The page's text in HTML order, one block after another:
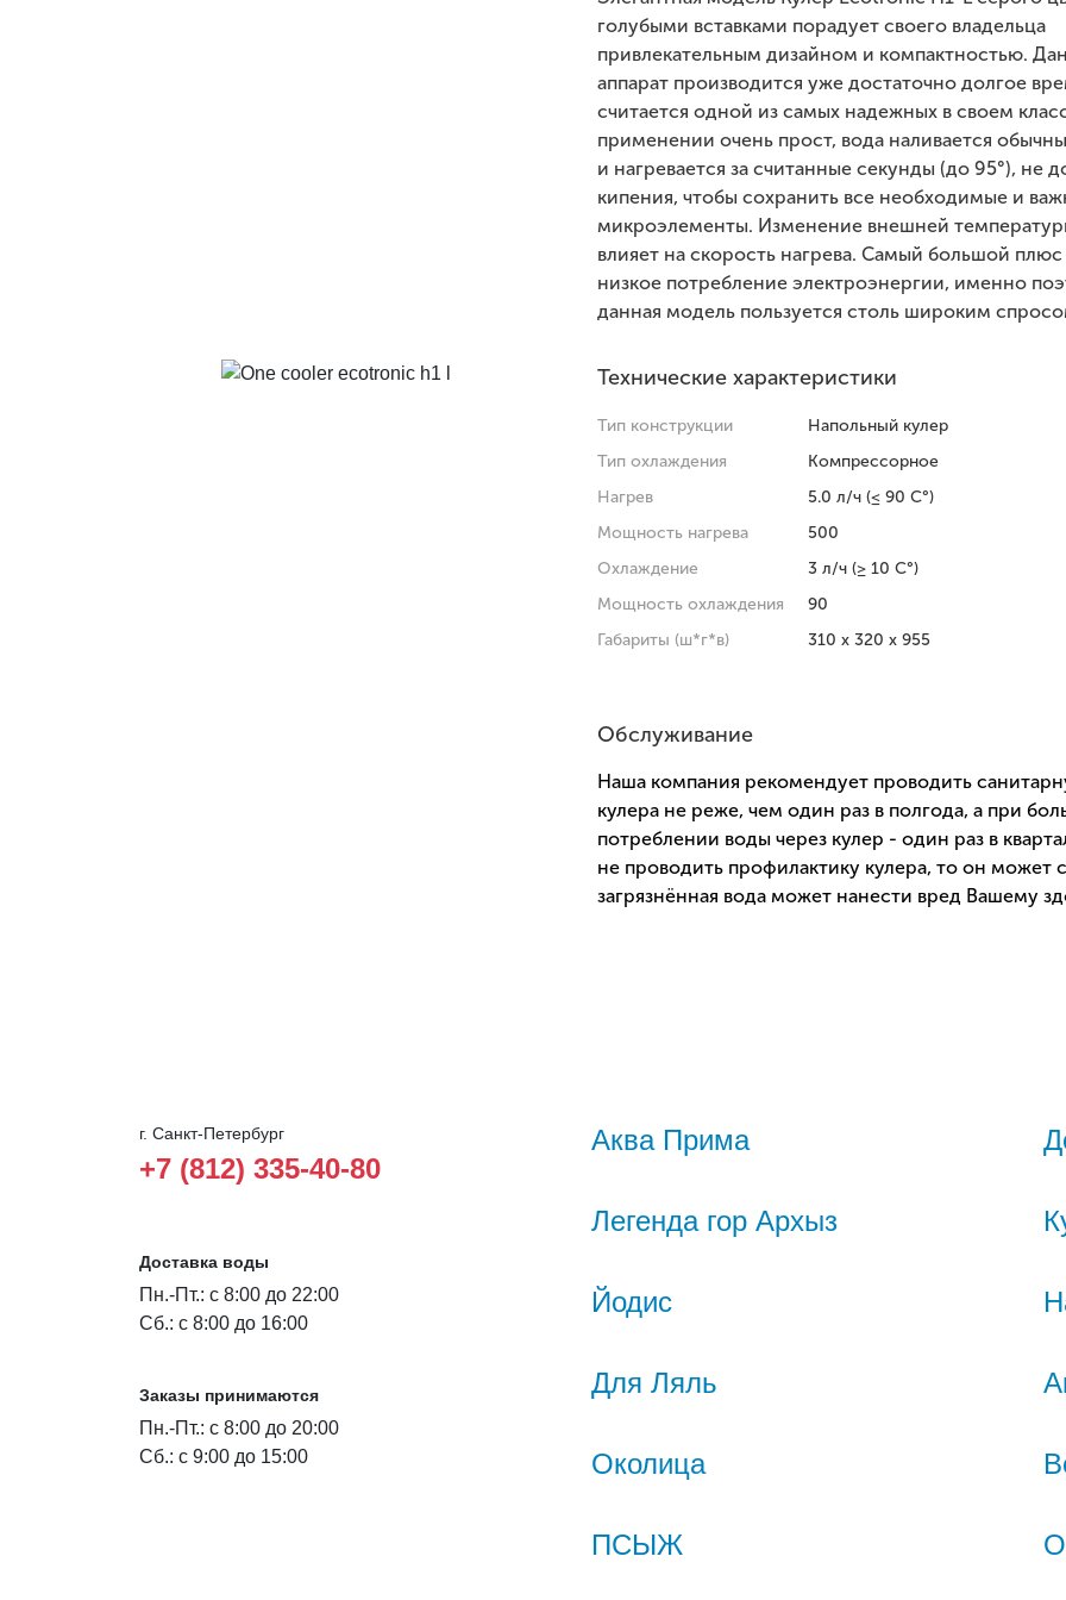
голубыми вставками порадует своего владельца
привлекательным дизайном и компактностью.
аппарат производится уже достаточно долгое
считается одной из самых надежных в своем
применении очень прост, вода наливается
и нагревается за считанные секунды (до 95°), не
кипения, чтобы сохранить все необходимые и
микроэлементы. Изменение внешней
влияет на скорость нагрева. Самый большой
низкое потребление электроэнергии, именно
данная модель пользуется столь широким
Технические характеристики
Тип конструкции
Тип охлаждения
Нагрев
Мощность нагрева
Охлаждение
Мощность охлаждения
Габариты (ш*г*в)
Напольный кулер
Компрессорное
5.0 л/ч (≤ 90 C°)
500
3 л/ч (≥ 10 C°)
90
310 x 320 x 955
Обслуживание
Наша компания рекомендует проводить
кулера не реже, чем один раз в полгода, а при
потреблении воды через кулер - один раз в
не проводить профилактику кулера, то он может
загрязнённая вода может нанести вред Вашему
г. Санкт-Петербург
+7 (812) 335-40-80
Доставка воды
Пн.-Пт.: с 8:00 до 22:00
Сб.: с 8:00 до 16:00
Заказы принимаются
Пн.-Пт.: с 8:00 до 20:00
Сб.: с 9:00 до 15:00
Аква Прима
Легенда гор Архыз
Йодис
Для Ляль
Околица
ПСЫЖ